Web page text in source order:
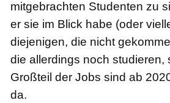
mitgebrachten Studenten zu
er sie im Blick habe (oder
diejenigen, die nicht
die allerdings noch studieren,
Großteil der Jobs sind ab
da.